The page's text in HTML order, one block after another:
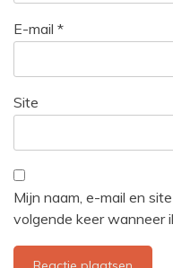
E-mail *
Site
Mijn naam, e-mail en
volgende keer wanneer